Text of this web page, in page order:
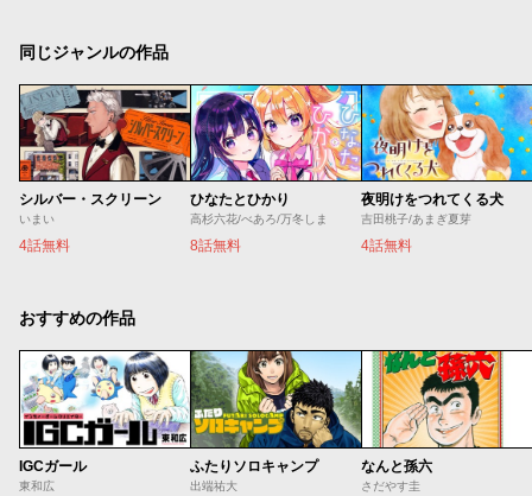
同じジャンルの作品
シルバー・スクリーン
いまい
4話無料
ひなたとひかり
高杉六花/べあろ/万冬しま
8話無料
夜明けをつれてくる犬
吉田桃子/あまぎ夏芽
4話無料
おすすめの作品
IGCガール
東和広
ふたりソロキャンプ
出端祐大
なんと孫六
さだやす圭